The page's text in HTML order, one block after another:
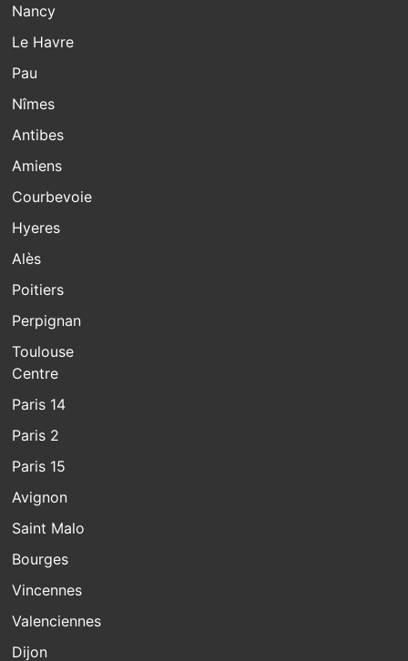
Nancy
Le Havre
Pau
Nîmes
Antibes
Amiens
Courbevoie
Hyeres
Alès
Poitiers
Perpignan
Toulouse
Centre
Paris 14
Paris 2
Paris 15
Avignon
Saint Malo
Bourges
Vincennes
Valenciennes
Dijon